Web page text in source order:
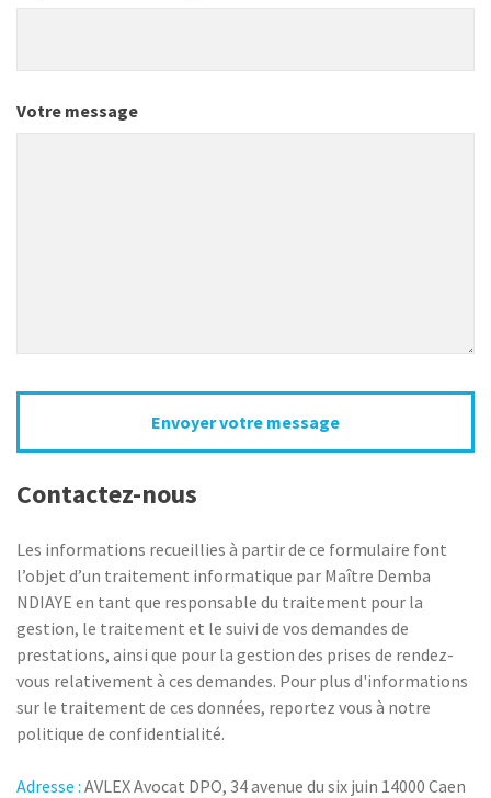
Votre message
Contactez-nous
Les informations recueillies à partir de ce formulaire font
l’objet d’un traitement informatique par Maître Demba
NDIAYE en tant que responsable du traitement pour la
gestion, le traitement et le suivi de vos demandes de
prestations, ainsi que pour la gestion des prises de rendez-
vous relativement à ces demandes. Pour plus d'informations
sur le traitement de ces données, reportez vous à notre
politique de confidentialité.
Adresse : AVLEX Avocat DPO, 34 avenue du six juin 14000 Caen